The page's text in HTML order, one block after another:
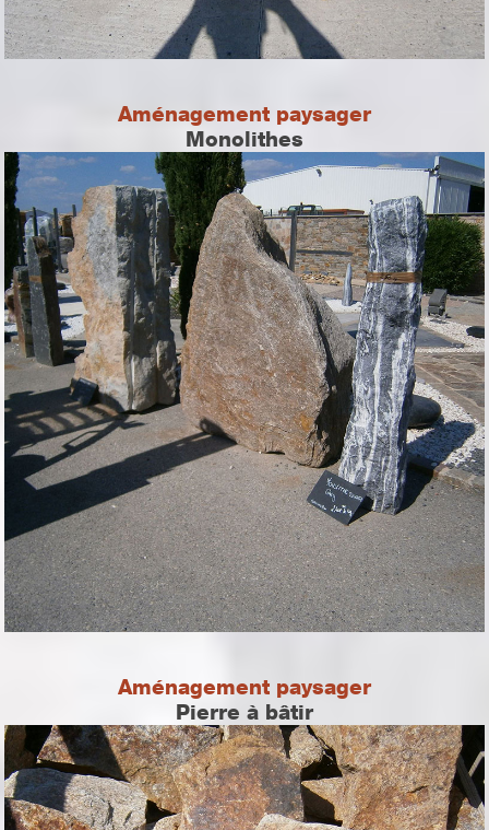
Aménagement paysager
Monolithes
Aménagement paysager
Pierre à bâtir